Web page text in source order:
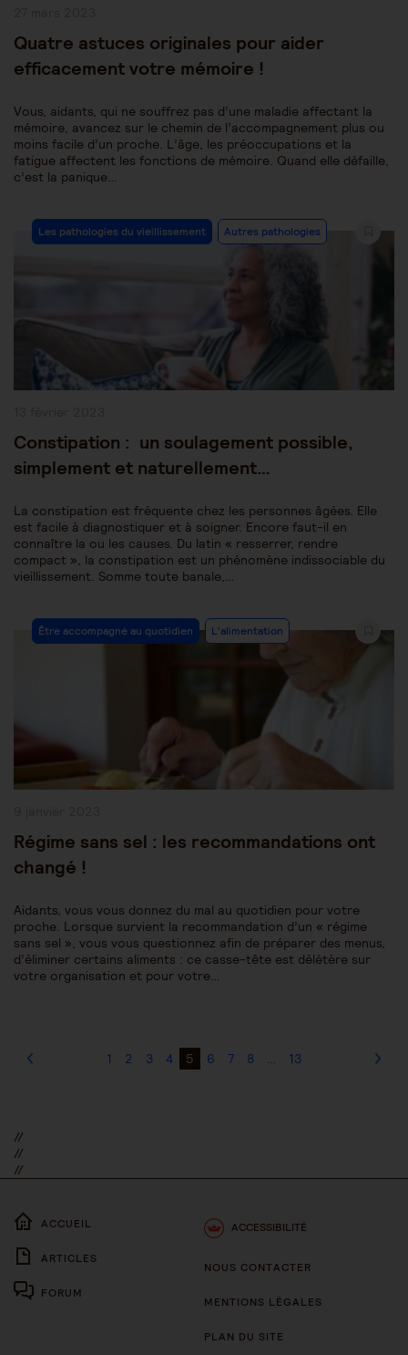
Quatre astuces originales pour aider
efficacement votre mémoire !
Vous, aidants, qui ne souffrez pas d’une maladie affectant la
mémoire, avancez sur le chemin de l’accompagnement plus ou
moins facile d’un proche. L’âge, les préoccupations et la
fatigue affectent les fonctions de mémoire. Quand elle défaille,
c’est la panique…
Post
Category:
Les pathologies du vieillissement Autres pathologies
Constipation : un soulagement possible,
simplement et naturellement…
La constipation est fréquente chez les personnes âgées. Elle
est facile à diagnostiquer et à soigner. Encore faut-il en
connaître la ou les causes. Du latin « resserrer, rendre
compact », la constipation est un phénomène indissociable du
vieillissement. Somme toute banale,…
Post
Category:
Être accompagné au quotidien L'alimentation
Régime sans sel : les recommandations ont
changé !
Aidants, vous vous donnez du mal au quotidien pour votre
proche. Lorsque survient la recommandation d’un « régime
sans sel », vous vous questionnez afin de préparer des menus,
d’éliminer certains aliments : ce casse-tête est délétère sur
votre organisation et pour votre…
1 2 3 4 5 6 7 8 … 13
//
//
//
ACCUEIL
ARTICLES
FORUM
ACCESSIBILITÉ
NOUS CONTACTER
MENTIONS LÉGALES
PLAN DU SITE